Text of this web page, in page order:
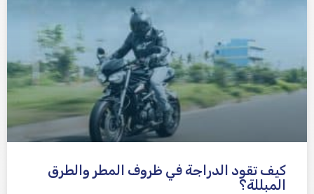
كيف تقود الدراجة في ظروف المطر والطرق
المبللة؟